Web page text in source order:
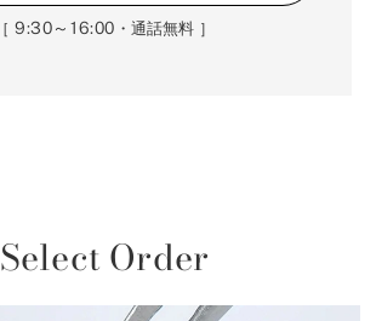
［9:30～16:00 ・通話無料 ］
Select Order